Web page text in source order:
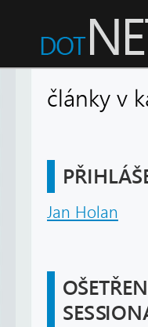
články v
Jan Holan